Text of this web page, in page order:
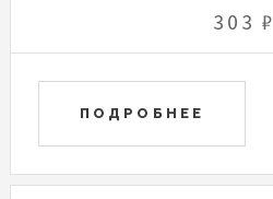
303 ₽
ПОДРОБНЕЕ